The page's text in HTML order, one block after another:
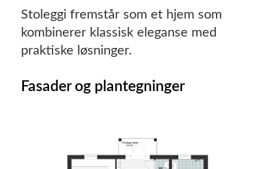
Stoleggi fremstår som et hjem som
kombinerer klassisk eleganse med
praktiske løsninger.
Fasader og plantegninger